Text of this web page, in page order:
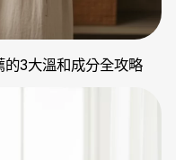
3大溫和成分全攻略